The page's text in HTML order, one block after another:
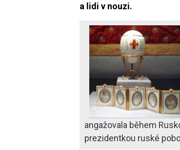
a lidi v nouzi.
angažovala během
prezidentkou ruské